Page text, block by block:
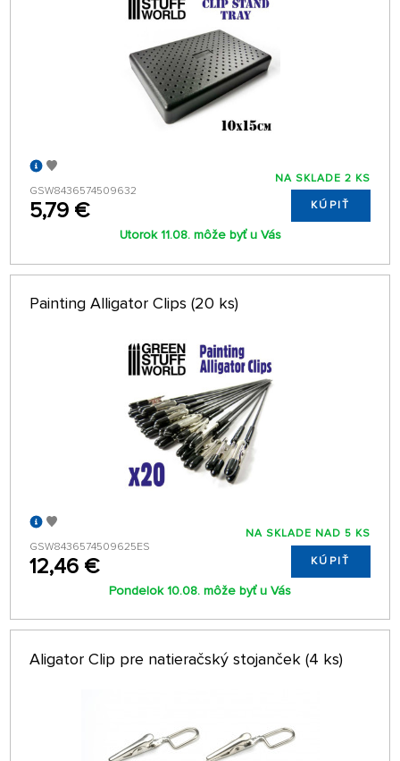
GSW8436574509632
5,79 €
NA SKLADE 2 KS
KÚPIŤ
Utorok 11.08. môže byť u Vás
Painting Alligator Clips (20 ks)
GSW8436574509625ES
12,46 €
NA SKLADE NAD 5 KS
KÚPIŤ
Pondelok 10.08. môže byť u Vás
Aligator Clip pre natieračský stojanček (4 ks)